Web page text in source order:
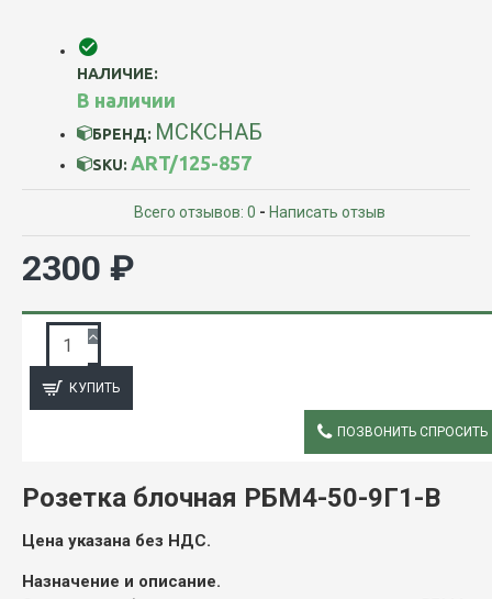
НАЛИЧИЕ:
В наличии
БРЕНД: МСКСНАБ
SKU: ART/125-857
Всего отзывов: 0 - Написать отзыв
2300 ₽
КУПИТЬ
ПОЗВОНИТЬ СПРОСИТЬ
Розетка блочная РБМ4-50-9Г1-В
Цена указана без НДС.
Назначение и описание.